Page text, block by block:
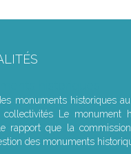
monuments historiques
Le monument
rapport que la
des monuments